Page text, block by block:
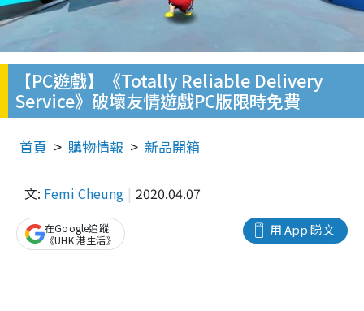
【PC遊戲】《Totally Reliable Delivery
Service》破壞友情遊戲PC版限時免費
首頁 購物情報 新品開箱
文: Femi Cheung 2020.04.07
用 App 睇文
在Google追蹤
《UHK 港生活》